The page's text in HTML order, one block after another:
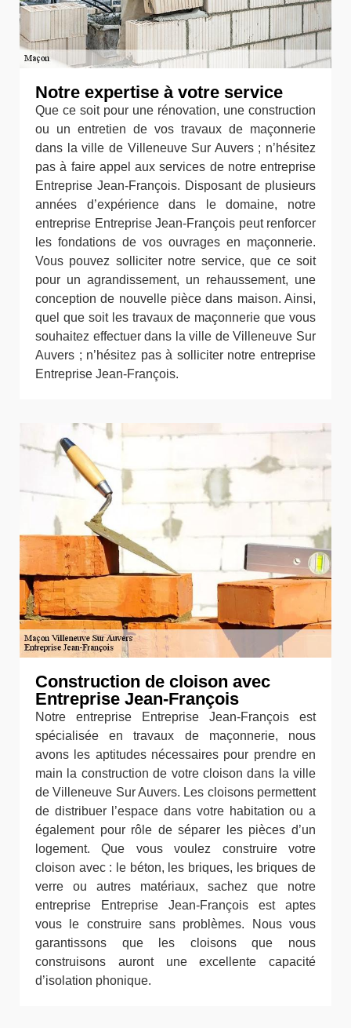
Notre expertise à votre service
Que ce soit pour une rénovation, une construction
ou un entretien de vos travaux de maçonnerie
dans la ville de Villeneuve Sur Auvers ; n’hésitez
pas à faire appel aux services de notre entreprise
Entreprise Jean-François. Disposant de plusieurs
années d’expérience dans le domaine, notre
entreprise Entreprise Jean-François peut renforcer
les fondations de vos ouvrages en maçonnerie.
Vous pouvez solliciter notre service, que ce soit
pour un agrandissement, un rehaussement, une
conception de nouvelle pièce dans maison. Ainsi,
quel que soit les travaux de maçonnerie que vous
souhaitez effectuer dans la ville de Villeneuve Sur
Auvers ; n’hésitez pas à solliciter notre entreprise
Entreprise Jean-François.
Construction de cloison avec
Entreprise Jean-François
Notre entreprise Entreprise Jean-François est
spécialisée en travaux de maçonnerie, nous
avons les aptitudes nécessaires pour prendre en
main la construction de votre cloison dans la ville
de Villeneuve Sur Auvers. Les cloisons permettent
de distribuer l’espace dans votre habitation ou a
également pour rôle de séparer les pièces d’un
logement. Que vous voulez construire votre
cloison avec : le béton, les briques, les briques de
verre ou autres matériaux, sachez que notre
entreprise Entreprise Jean-François est aptes
vous le construire sans problèmes. Nous vous
garantissons que les cloisons que nous
construisons auront une excellente capacité
d’isolation phonique.